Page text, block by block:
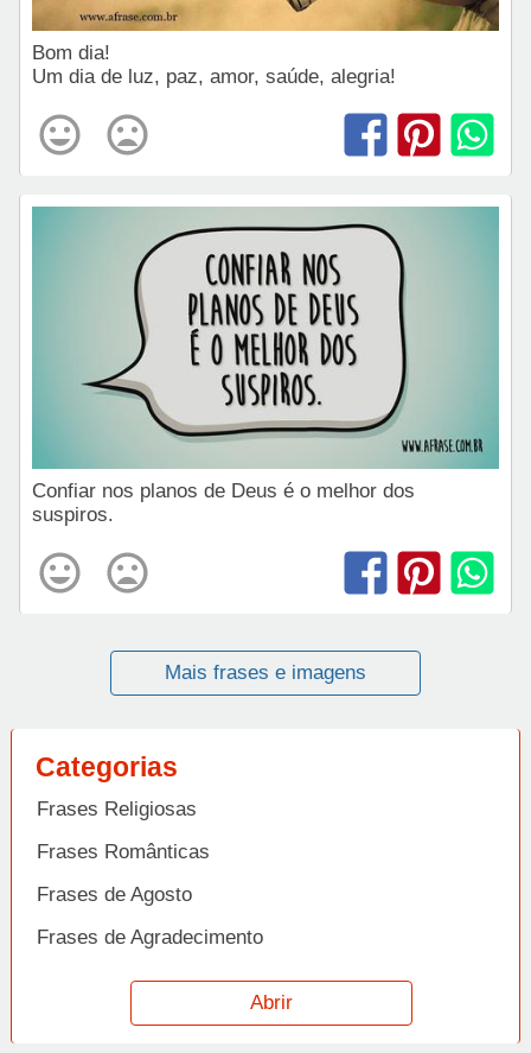
Bom dia!
Um dia de luz, paz, amor, saúde, alegria!
Confiar nos planos de Deus é o melhor dos
suspiros.
Mais frases e imagens
Categorias
Frases Religiosas
Frases Românticas
Frases de Agosto
Frases de Agradecimento
Frases de Amizade
Frases de Amor
Abrir